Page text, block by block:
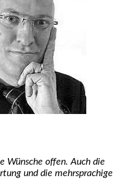
Wünsche offen. Auch die
und die mehrsprachige